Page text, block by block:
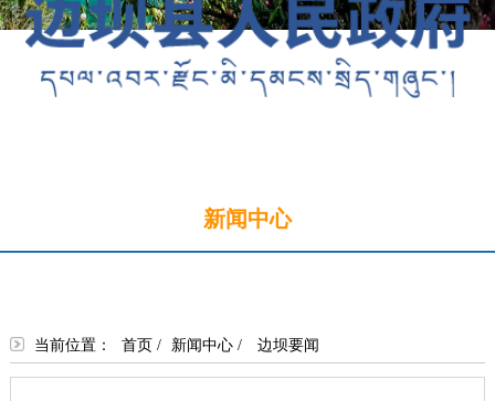
新闻中心
当前位置： 首页 / 新闻中心/ 边坝要闻